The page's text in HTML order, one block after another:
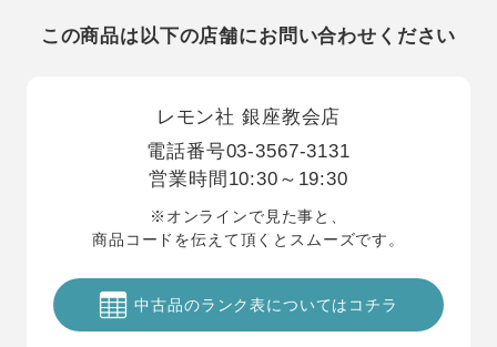
この商品は以下の店舗にお問い合わせください
レモン社 銀座教会店
電話番号03-3567-3131
営業時間 10:30～19:30
※オンラインで見た事と、
商品コードを伝えて頂くとスムーズです。
中古品のランク表についてはコチラ